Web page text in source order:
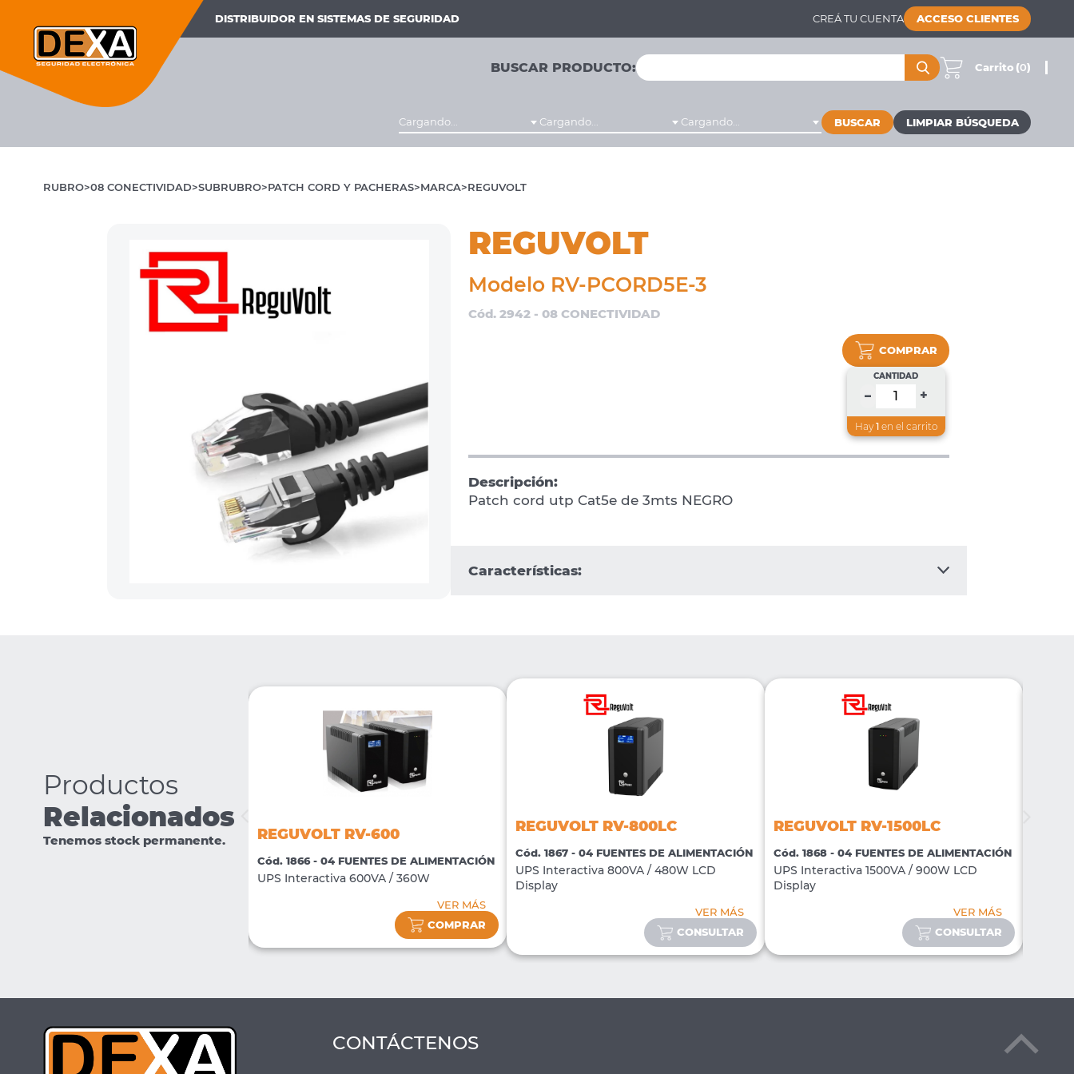
DISTRIBUIDOR EN SISTEMAS DE SEGURIDAD CREÁ TU CUENTA ACCESO CLIENTES
BUSCAR PRODUCTO: Carrito (0)
Cargando... Cargando... Cargando... BUSCAR
RUBRO 08 CONECTIVIDAD SUBRUBRO PATCH CORD Y PACHERAS MARCA REGUVOLT
REGUVOLT
Modelo RV-PCORD5E-3
Cód. 2942 - 08 CONECTIVIDAD
COMPRAR
CANTIDAD
– +
Hay 1en el carrito
Descripción:
Patch cord utp Cat5e de 3mts NEGRO
Características:
Productos
Relacionados
Tenemos stock permanente.
RV-R-32U800 REGUVOLT RV-600
Cód. 1866 - 04 FUENTES DE ALIMENTACIÓN
UPS Interactiva 600VA / 360W
VER MÁS
COMPRAR
REGUVOLT RV-800LC
Cód. 1867 - 04 FUENTES DE ALIMENTACIÓN
UPS Interactiva 800VA / 480W LCD
Display
VER MÁS
CONSULTAR
REGUVOLT RV-1500LC
Cód. 1868 - 04 FUENTES DE ALIMENTACIÓN
UPS Interactiva 1500VA / 900W LCD
Display
VER MÁS
CONSULTAR
CONTÁCTENOS